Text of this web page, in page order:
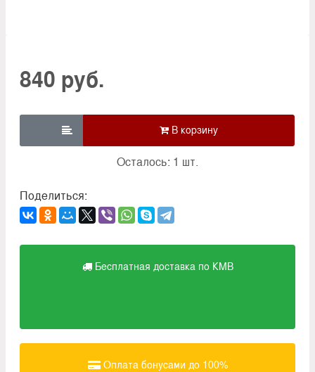
840 руб.

Осталось: 1 шт.
Поделиться:
Бесплатная доставка по КМВ
Оплата бонусами до 100%